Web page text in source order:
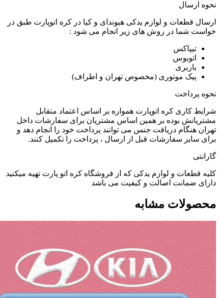
نحوه ارسال
ارسال قطعات و لوازم یدکی هیوندای و کیا در کره اتوپارت طبق در
خواست شما در روش های زیر انجام می شود :
تیپاکس
اتوبوس
باربری
پیک موتوری (مخصوص تهران و اطراف)
نحوه پرداخت
شرایط کاری کره اتوپارت همواره بر اساس اعتماد متقابل
مشتریانش بوده بر همین اساس مشتریان برای سفارشات داخل
تهران هنگام دریافت جنس می توانند پرداخت خود را انجام دهد و
برای سایر سفارشات قبل از ارسال ، پرداخت را تکمیل کنند.
گارانتی
کلیه قطعات و لوازم یدکی که از فروشگاه کره اتو پارت تهیه میکنید
دارای ضمانت اصالت و کیفیت می باشد
محصولات مشابه